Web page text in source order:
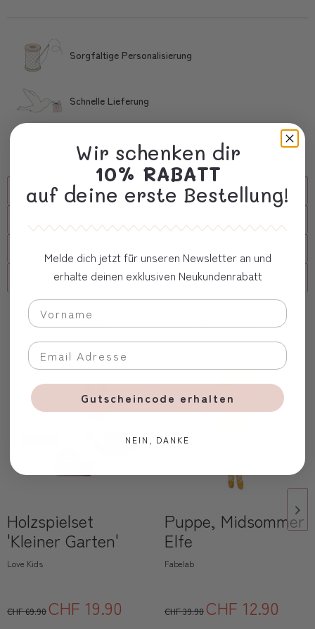
Sorgfältige Personalisierung
Schnelle Lieferung
Kostbare Verpackung
Beschreibung
Firmenkunde
Oft zusammen gekauft
Holzspielset
'Kleiner Garten'
Love Kids
CHF 69.90CHF 19.90
Puppe, Midsommer
Elfe
Fabelab
CHF 39.90CHF 12.90
Wir schenken dir
10% RABATT
auf deine erste Bestellung!
Melde dich jetzt für unseren Newsletter an und
erhalte deinen exklusiven Neukundenrabatt
Gutscheincode erhalten
NEIN, DANKE